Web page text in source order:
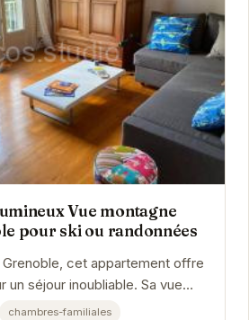
Vue montagne
pour ski ou randonnées
cet appartement offre
un séjour inoubliable. Sa vue
montagnes et son...
chambres-familiales